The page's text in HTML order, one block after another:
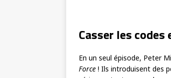
Casser les
En un seul épisode, Peter
Force ! Ils introduisent des